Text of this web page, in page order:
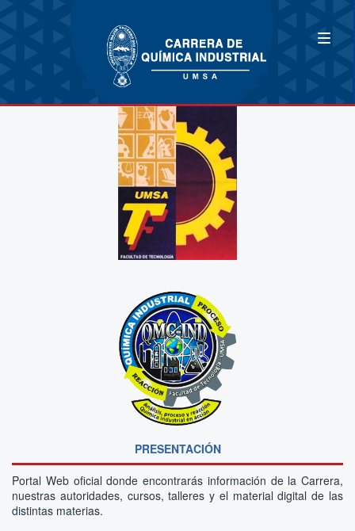
PRESENTACIÓN
Portal Web oficial donde encontrarás información de la Carrera,
nuestras autoridades, cursos, talleres y el material digital de las
distintas materias.